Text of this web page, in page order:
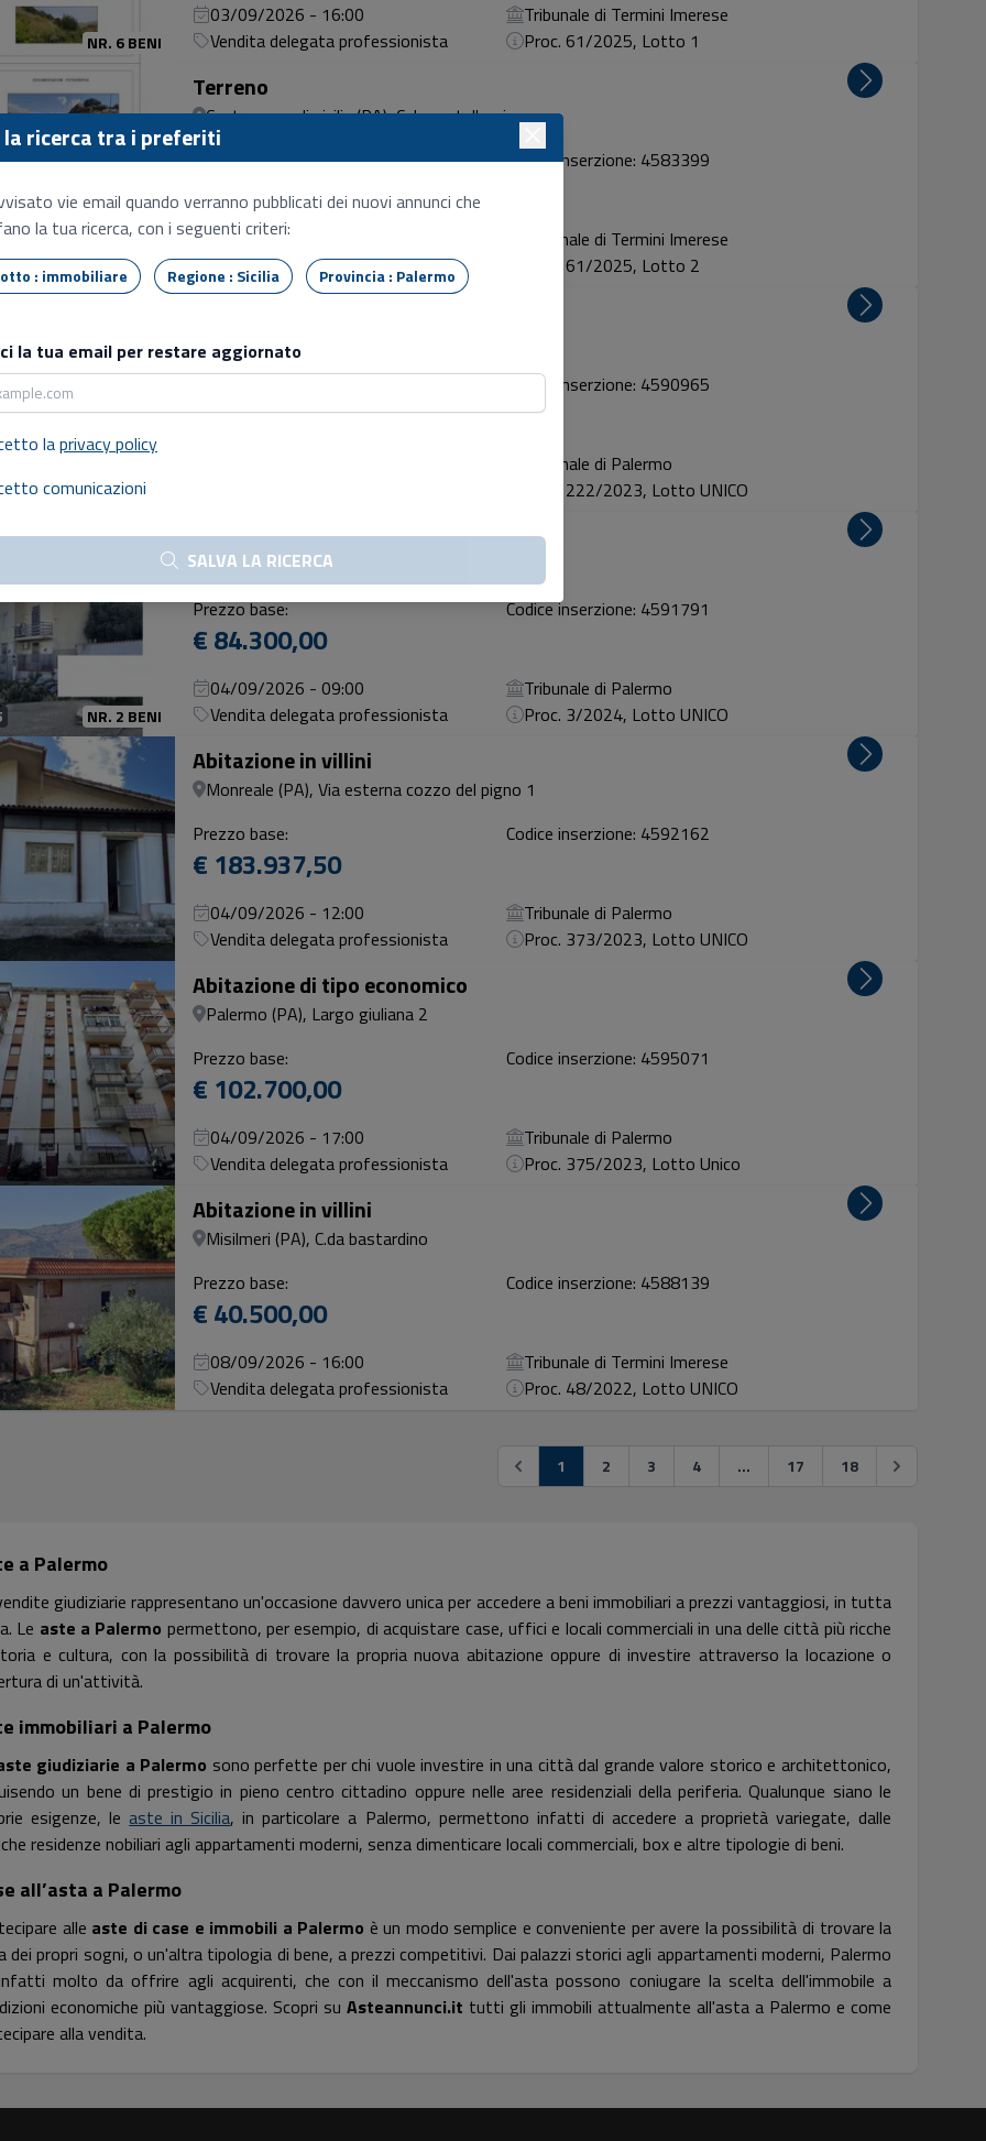
NR. 6 BENI
03/09/2026 - 16:00
Tribunale di Termini Imerese
Vendita delegata professionista
Proc. 61/2025, Lotto 1
Terreno
Castronovo di sicilia (PA), C.da castellucci
Prezzo base:
€ 6.830,00
Codice inserzione: 4583399
03/09/2026 - 16:00
Tribunale di Termini Imerese
Vendita delegata professionista
Proc. 61/2025, Lotto 2
Monreale (PA), Contrada cretazzi
€ 52.500,00
Codice inserzione: 4590965
Tribunale di Palermo
Proc. 222/2023, Lotto UNICO
NR. 2 BENI
Abitazione in villini
Monreale (PA), Contrada caculla snc
Prezzo base:
€ 84.300,00
Codice inserzione: 4591791
04/09/2026 - 09:00
Tribunale di Palermo
Vendita delegata professionista
Proc. 3/2024, Lotto UNICO
Abitazione in villini
Monreale (PA), Via esterna cozzo del pigno 1
Prezzo base:
€ 183.937,50
Codice inserzione: 4592162
04/09/2026 - 12:00
Tribunale di Palermo
Vendita delegata professionista
Proc. 373/2023, Lotto UNICO
Abitazione di tipo economico
Palermo (PA), Largo giuliana 2
Prezzo base:
€ 102.700,00
Codice inserzione: 4595071
04/09/2026 - 17:00
Tribunale di Palermo
Vendita delegata professionista
Proc. 375/2023, Lotto Unico
Abitazione in villini
Misilmeri (PA), C.da bastardino
Prezzo base:
€ 40.500,00
Codice inserzione: 4588139
08/09/2026 - 16:00
Tribunale di Termini Imerese
Vendita delegata professionista
Proc. 48/2022, Lotto UNICO
1 2 3 4 ... 17 18
a Palermo
giudiziarie rappresentano un'occasione davvero unica per accedere a beni immobiliari a prezzi vantaggiosi, in tutta
Le aste a Palermo permettono, per esempio, di acquistare case, uffici e locali commerciali in una delle città più ricche
e cultura, con la possibilità di trovare la propria nuova abitazione oppure di investire attraverso la locazione o
di un'attività.
immobiliari a Palermo
giudiziarie a Palermo sono perfette per chi vuole investire in una città dal grande valore storico e architettonico,
un bene di prestigio in pieno centro cittadino oppure nelle aree residenziali della periferia. Qualunque siano le
esigenze, le aste in Sicilia, in particolare a Palermo, permettono infatti di accedere a proprietà variegate, dalle
residenze nobiliari agli appartamenti moderni, senza dimenticare locali commerciali, box e altre tipologie di beni.
all’asta a Palermo
alle aste di case e immobili a Palermo è un modo semplice e conveniente per avere la possibilità di trovare la
dei propri sogni, o un'altra tipologia di bene, a prezzi competitivi. Dai palazzi storici agli appartamenti moderni, Palermo
molto da offrire agli acquirenti, che con il meccanismo dell'asta possono coniugare la scelta dell'immobile a
economiche più vantaggiose. Scopri su Asteannunci.it tutti gli immobili attualmente all'asta a Palermo e come
alla vendita.
la ricerca tra i preferiti
vie email quando verranno pubblicati dei nuovi annunci che
la tua ricerca, con i seguenti criteri:
Tipo lotto : immobiliare Regione : Sicilia Provincia : Palermo
la tua email per restare aggiornato
laprivacy policy
comunicazioni
SALVA LA RICERCA